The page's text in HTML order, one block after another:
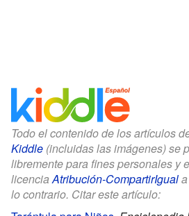
Todo el contenido de los artículos
Kiddle (incluidas las imágenes) se
libremente para fines personales y
licenciaAtribución-CompartirIgual
lo contrario. Citar este artículo: